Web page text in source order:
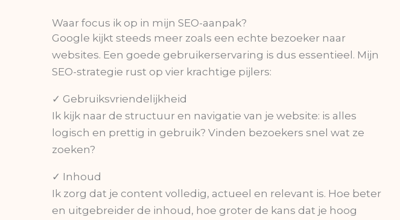
Waar focus ik op in mijn SEO-aanpak?
Google kijkt steeds meer zoals een echte bezoeker naar
websites. Een goede gebruikerservaring is dus essentieel. Mijn
SEO-strategie rust op vier krachtige pijlers:
✓ Gebruiksvriendelijkheid
Ik kijk naar de structuur en navigatie van je website: is alles
logisch en prettig in gebruik? Vinden bezoekers snel wat ze
zoeken?
✓ Inhoud
Ik zorg dat je content volledig, actueel en relevant is. Hoe beter
en uitgebreider de inhoud, hoe groter de kans dat je hoog